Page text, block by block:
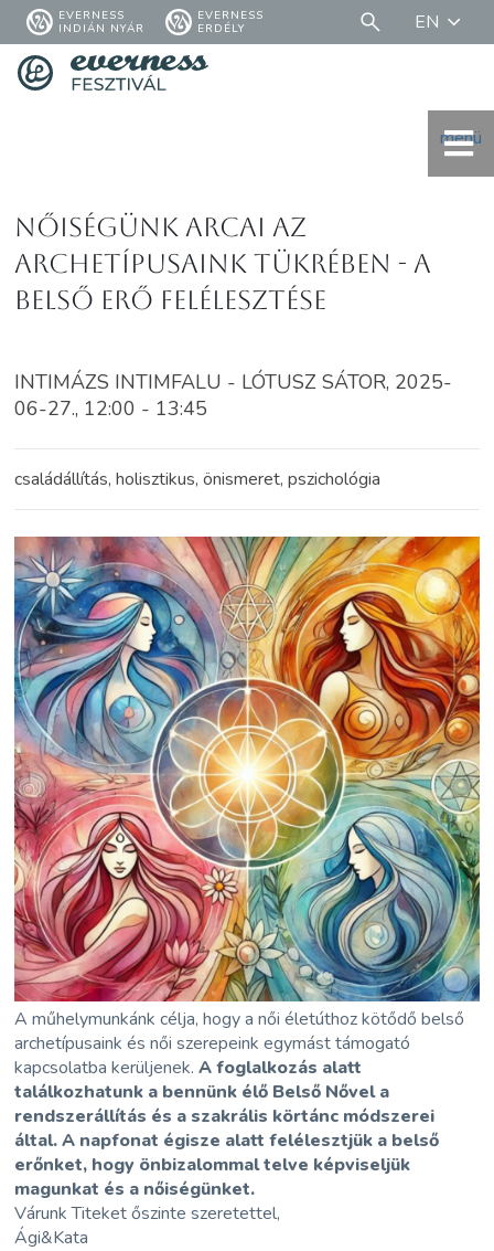
EVERNESS
INDIÁN NYÁR
EVERNESS
ERDÉLY
EN
menü
Nőiségünk arcai az
archetípusaink tükrében - A
belső erő felélesztése
INTIMÁZS INTIMFALU - LÓTUSZ SÁTOR, 2025-
06-27., 12:00 - 13:45
családállítás, holisztikus, önismeret, pszichológia
A műhelymunkánk célja, hogy a női életúthoz kötődő belső
archetípusaink és női szerepeink egymást támogató
kapcsolatba kerüljenek.A foglalkozás alatt
találkozhatunk a bennünk élő Belső Nővel a
rendszerállítás és a szakrális körtánc módszerei
által. A napfonat égisze alatt felélesztjük a belső
erőnket, hogy önbizalommal telve képviseljük
magunkat és a nőiségünket.
Várunk Titeket őszinte szeretettel,
Ági&Kata